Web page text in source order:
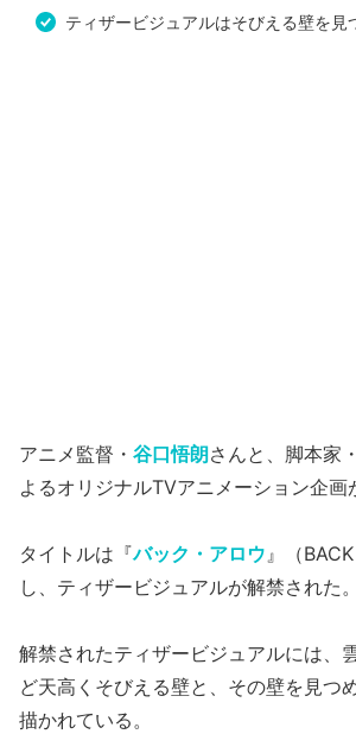
ティザービジュアルはそびえる壁を見
アニメ監督・ 谷口悟朗さんと、脚本家・
よるオリジナルTVアニメーション企画
タイトルは『バック・アロウ』（
し、ティザービジュアルが解禁された。
解禁されたティザービジュアルには、
ど天高くそびえる壁と、その壁を見つ
描かれている。